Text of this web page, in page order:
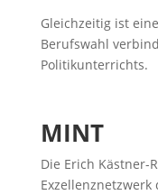
Gleichzeitig ist
Berufswahl
Politikunterrichts.
MINT
Die Erich Kästner-
Exzellenznetzwerk